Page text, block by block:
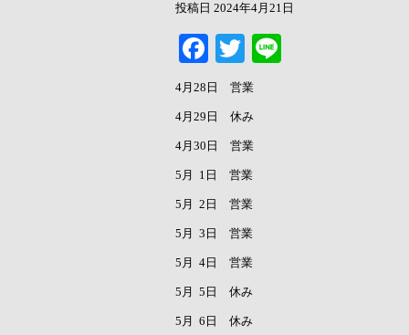
投稿日 2024年4月21日
Facebook
Twitter
4月28日 営業
4月29日 休み
4月30日 営業
5月 1日 営業
5月 2日 営業
5月 3日 営業
5月 4日 営業
5月 5日 休み
5月 6日 休み